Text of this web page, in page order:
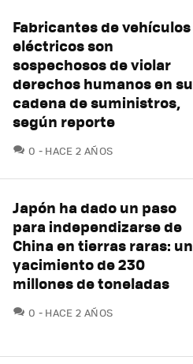
Fabricantes de vehículos
eléctricos son
sospechosos de violar
derechos humanos en su
cadena de suministros,
según reporte
0 COMENTARIOS
HACE 2 AÑOS
Japón ha dado un paso
para independizarse de
China en tierras raras: un
yacimiento de 230
millones de toneladas
0 COMENTARIOS
HACE 2 AÑOS